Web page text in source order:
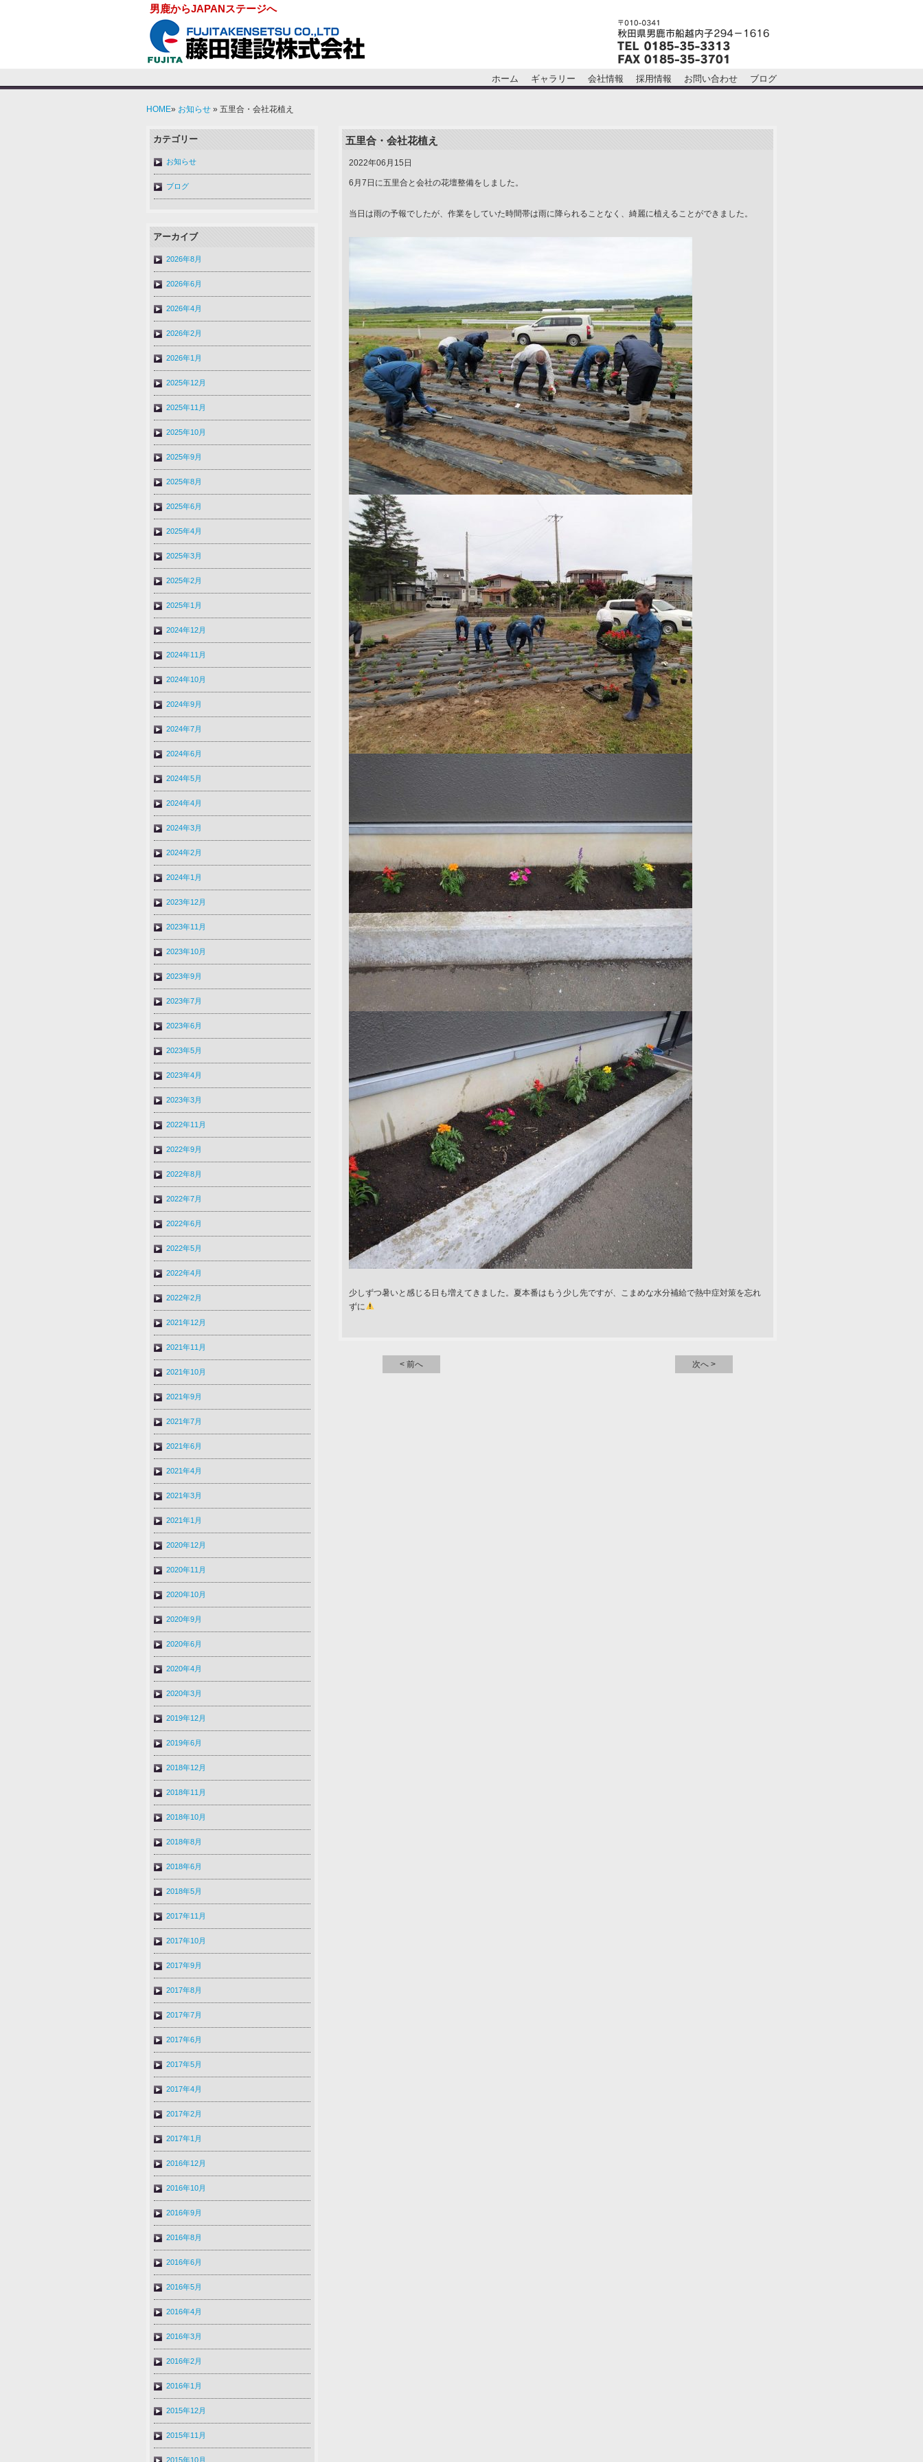
男鹿からJAPANステージへ
ホーム ギャラリー 会社情報 採用情報 お問い合わせ ブログ
HOME» お知らせ » 五里合・会社花植え
カテゴリー
お知らせ
ブログ
アーカイブ
2026年8月
2026年6月
2026年4月
2026年2月
2026年1月
2025年12月
2025年11月
2025年10月
2025年9月
2025年8月
2025年6月
2025年4月
2025年3月
2025年2月
2025年1月
2024年12月
2024年11月
2024年10月
2024年9月
2024年7月
2024年6月
2024年5月
2024年4月
2024年3月
2024年2月
2024年1月
2023年12月
2023年11月
2023年10月
2023年9月
2023年7月
2023年6月
2023年5月
2023年4月
2023年3月
2022年11月
2022年9月
2022年8月
2022年7月
2022年6月
2022年5月
2022年4月
2022年2月
2021年12月
2021年11月
2021年10月
2021年9月
2021年7月
2021年6月
2021年4月
2021年3月
2021年1月
2020年12月
2020年11月
2020年10月
2020年9月
2020年6月
2020年4月
2020年3月
2019年12月
2019年6月
2018年12月
2018年11月
2018年10月
2018年8月
2018年6月
2018年5月
2017年11月
2017年10月
2017年9月
2017年8月
2017年7月
2017年6月
2017年5月
2017年4月
2017年2月
2017年1月
2016年12月
2016年10月
2016年9月
2016年8月
2016年6月
2016年5月
2016年4月
2016年3月
2016年2月
2016年1月
2015年12月
2015年11月
2015年10月
五里合・会社花植え
2022年06月15日
6月7日に五里合と会社の花壇整備をしました。
当日は雨の予報でしたが、作業をしていた時間帯は雨に降られることなく、綺麗に植えることができました。
少しずつ暑いと感じる日も増えてきました。夏本番はもう少し先ですが、こまめな水分補給で熱中症対策を忘れ
ずに
< 前へ 次へ >